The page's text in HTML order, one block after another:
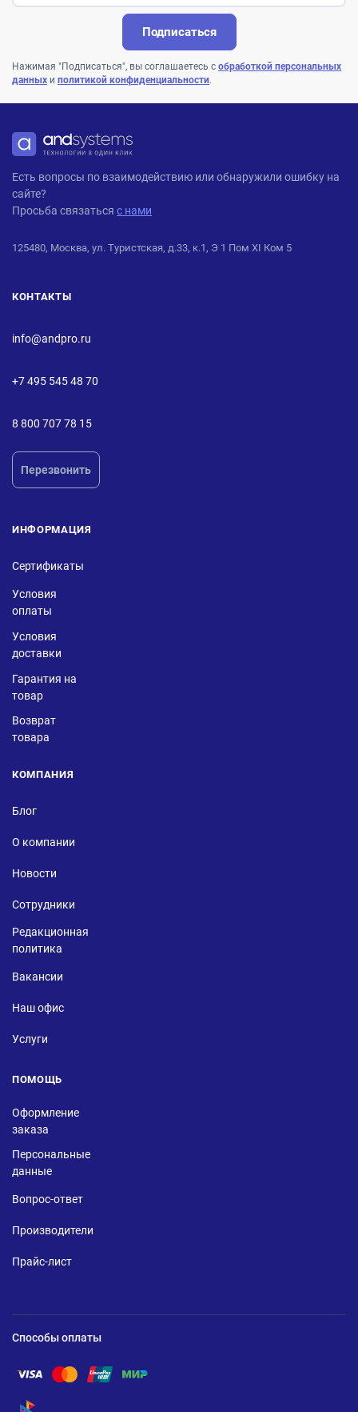
Подписаться
Нажимая "Подписаться", вы соглашаетесь с обработкой персональных
данных и политикой конфиденциальности.
ANDPRO
Есть вопросы по взаимодействию или обнаружили ошибку на
сайте?
Просьба связаться с нами
125480, Москва, ул. Туристская, д.33, к.1, Э 1 Пом XI Ком 5
КОНТАКТЫ
info@andpro.ru
+7 495 545 48 70
8 800 707 78 15
Перезвонить
ИНФОРМАЦИЯ
Сертификаты
Условия
оплаты
Условия
доставки
Гарантия на
товар
Возврат
товара
КОМПАНИЯ
Блог
О компании
Новости
Сотрудники
Редакционная
политика
Вакансии
Наш офис
Услуги
ПОМОЩЬ
Оформление
заказа
Персональные
данные
Вопрос-ответ
Производители
Прайс-лист
Способы оплаты
Помощь по оплате Visa
Помощь по оплате Mastercard
Помощь по оплате UnionPay
Помощь по оплате Мир